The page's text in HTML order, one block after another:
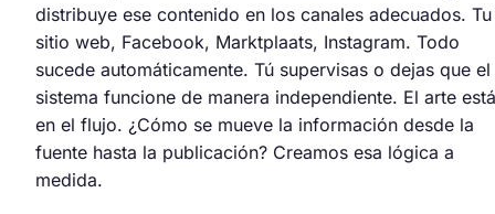
distribuye ese contenido en los canales adecuados. Tu
sitio web, Facebook, Marktplaats, Instagram. Todo
sucede automáticamente. Tú supervisas o dejas que el
sistema funcione de manera independiente. El arte está
en el flujo. ¿Cómo se mueve la información desde la
fuente hasta la publicación? Creamos esa lógica a
medida.